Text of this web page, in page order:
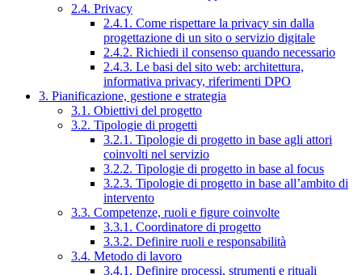
2.4. Privacy
2.4.1. Come rispettare la privacy sin dalla
progettazione di un sito o servizio digitale
2.4.2. Richiedi il consenso quando necessario
2.4.3. Le basi del sito web: architettura,
informativa privacy, riferimenti DPO
3. Pianificazione, gestione e strategia
3.1. Obiettivi del progetto
3.2. Tipologie di progetti
3.2.1. Tipologie di progetto in base agli attori
coinvolti nel servizio
3.2.2. Tipologie di progetto in base al focus
3.2.3. Tipologie di progetto in base all’ambito di
intervento
3.3. Competenze, ruoli e figure coinvolte
3.3.1. Coordinatore di progetto
3.3.2. Definire ruoli e responsabilità
3.4. Metodo di lavoro
3.4.1. Definire processi, strumenti e rituali